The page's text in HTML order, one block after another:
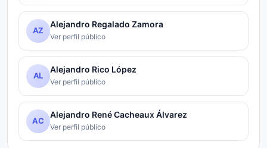
AZ
Alejandro Regalado Zamora
Ver perfil público
AL
Alejandro Rico López
Ver perfil público
AC
Alejandro René Cacheaux Álvarez
Ver perfil público